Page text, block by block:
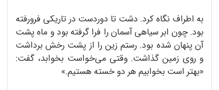
به اطراف نگاه کرد. دشت تا دوردست در تاریکی فرورفته
بود. چون ابر سیاهی آسمان را فرا گرفته بود و ماه پشت
آن پنهان شده بود. رستم زین را از پشت رخش برداشت
و روی زمین گذاشت. وقتی می‌خواست بخوابد، گفت:
«بهتر است بخوابیم هر دو خسته هستیم.»